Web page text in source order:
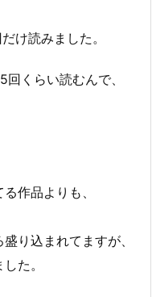
け読みました。
くらい読むんで、
作品よりも、
り込まれてますが、
た。